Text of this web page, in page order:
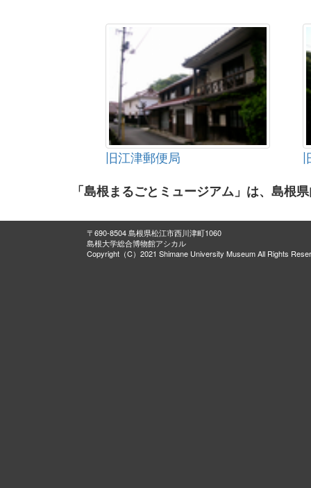
旧江津郵便局
「島根まるごとミュージアム」は、島根
〒690-8504 島根県松江市西川津町1060
島根大学総合博物館アシカル
Copyright（C）2021 Shimane University Museum All Rights